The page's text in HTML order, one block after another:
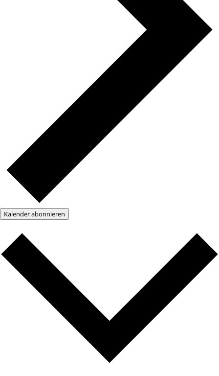
Kalender abonnieren